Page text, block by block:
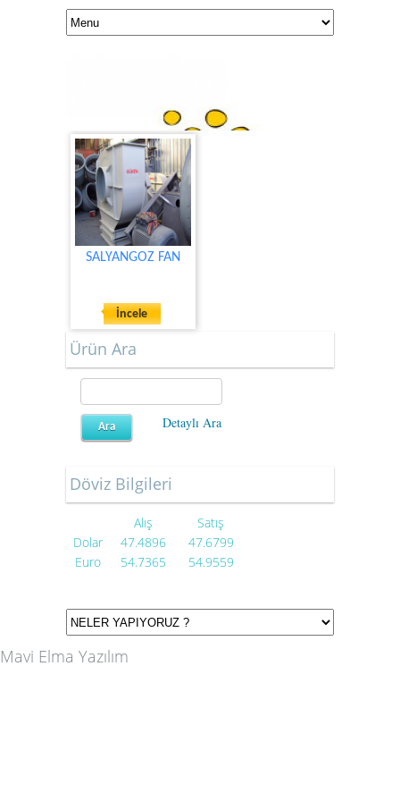
SALYANGOZ FAN
İncele
Ürün Ara
Detaylı Ara
Döviz Bilgileri
Alış
Satış
Dolar
47.4896
47.6799
Euro
54.7365 54.9559
Mavi Elma Yazılım